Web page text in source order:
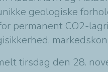
geologiske
permanent CO2-
tirsdag den 28.